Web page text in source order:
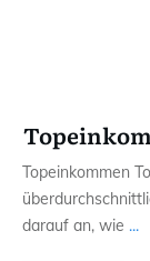
Topeinkommen
darauf an, wie ...